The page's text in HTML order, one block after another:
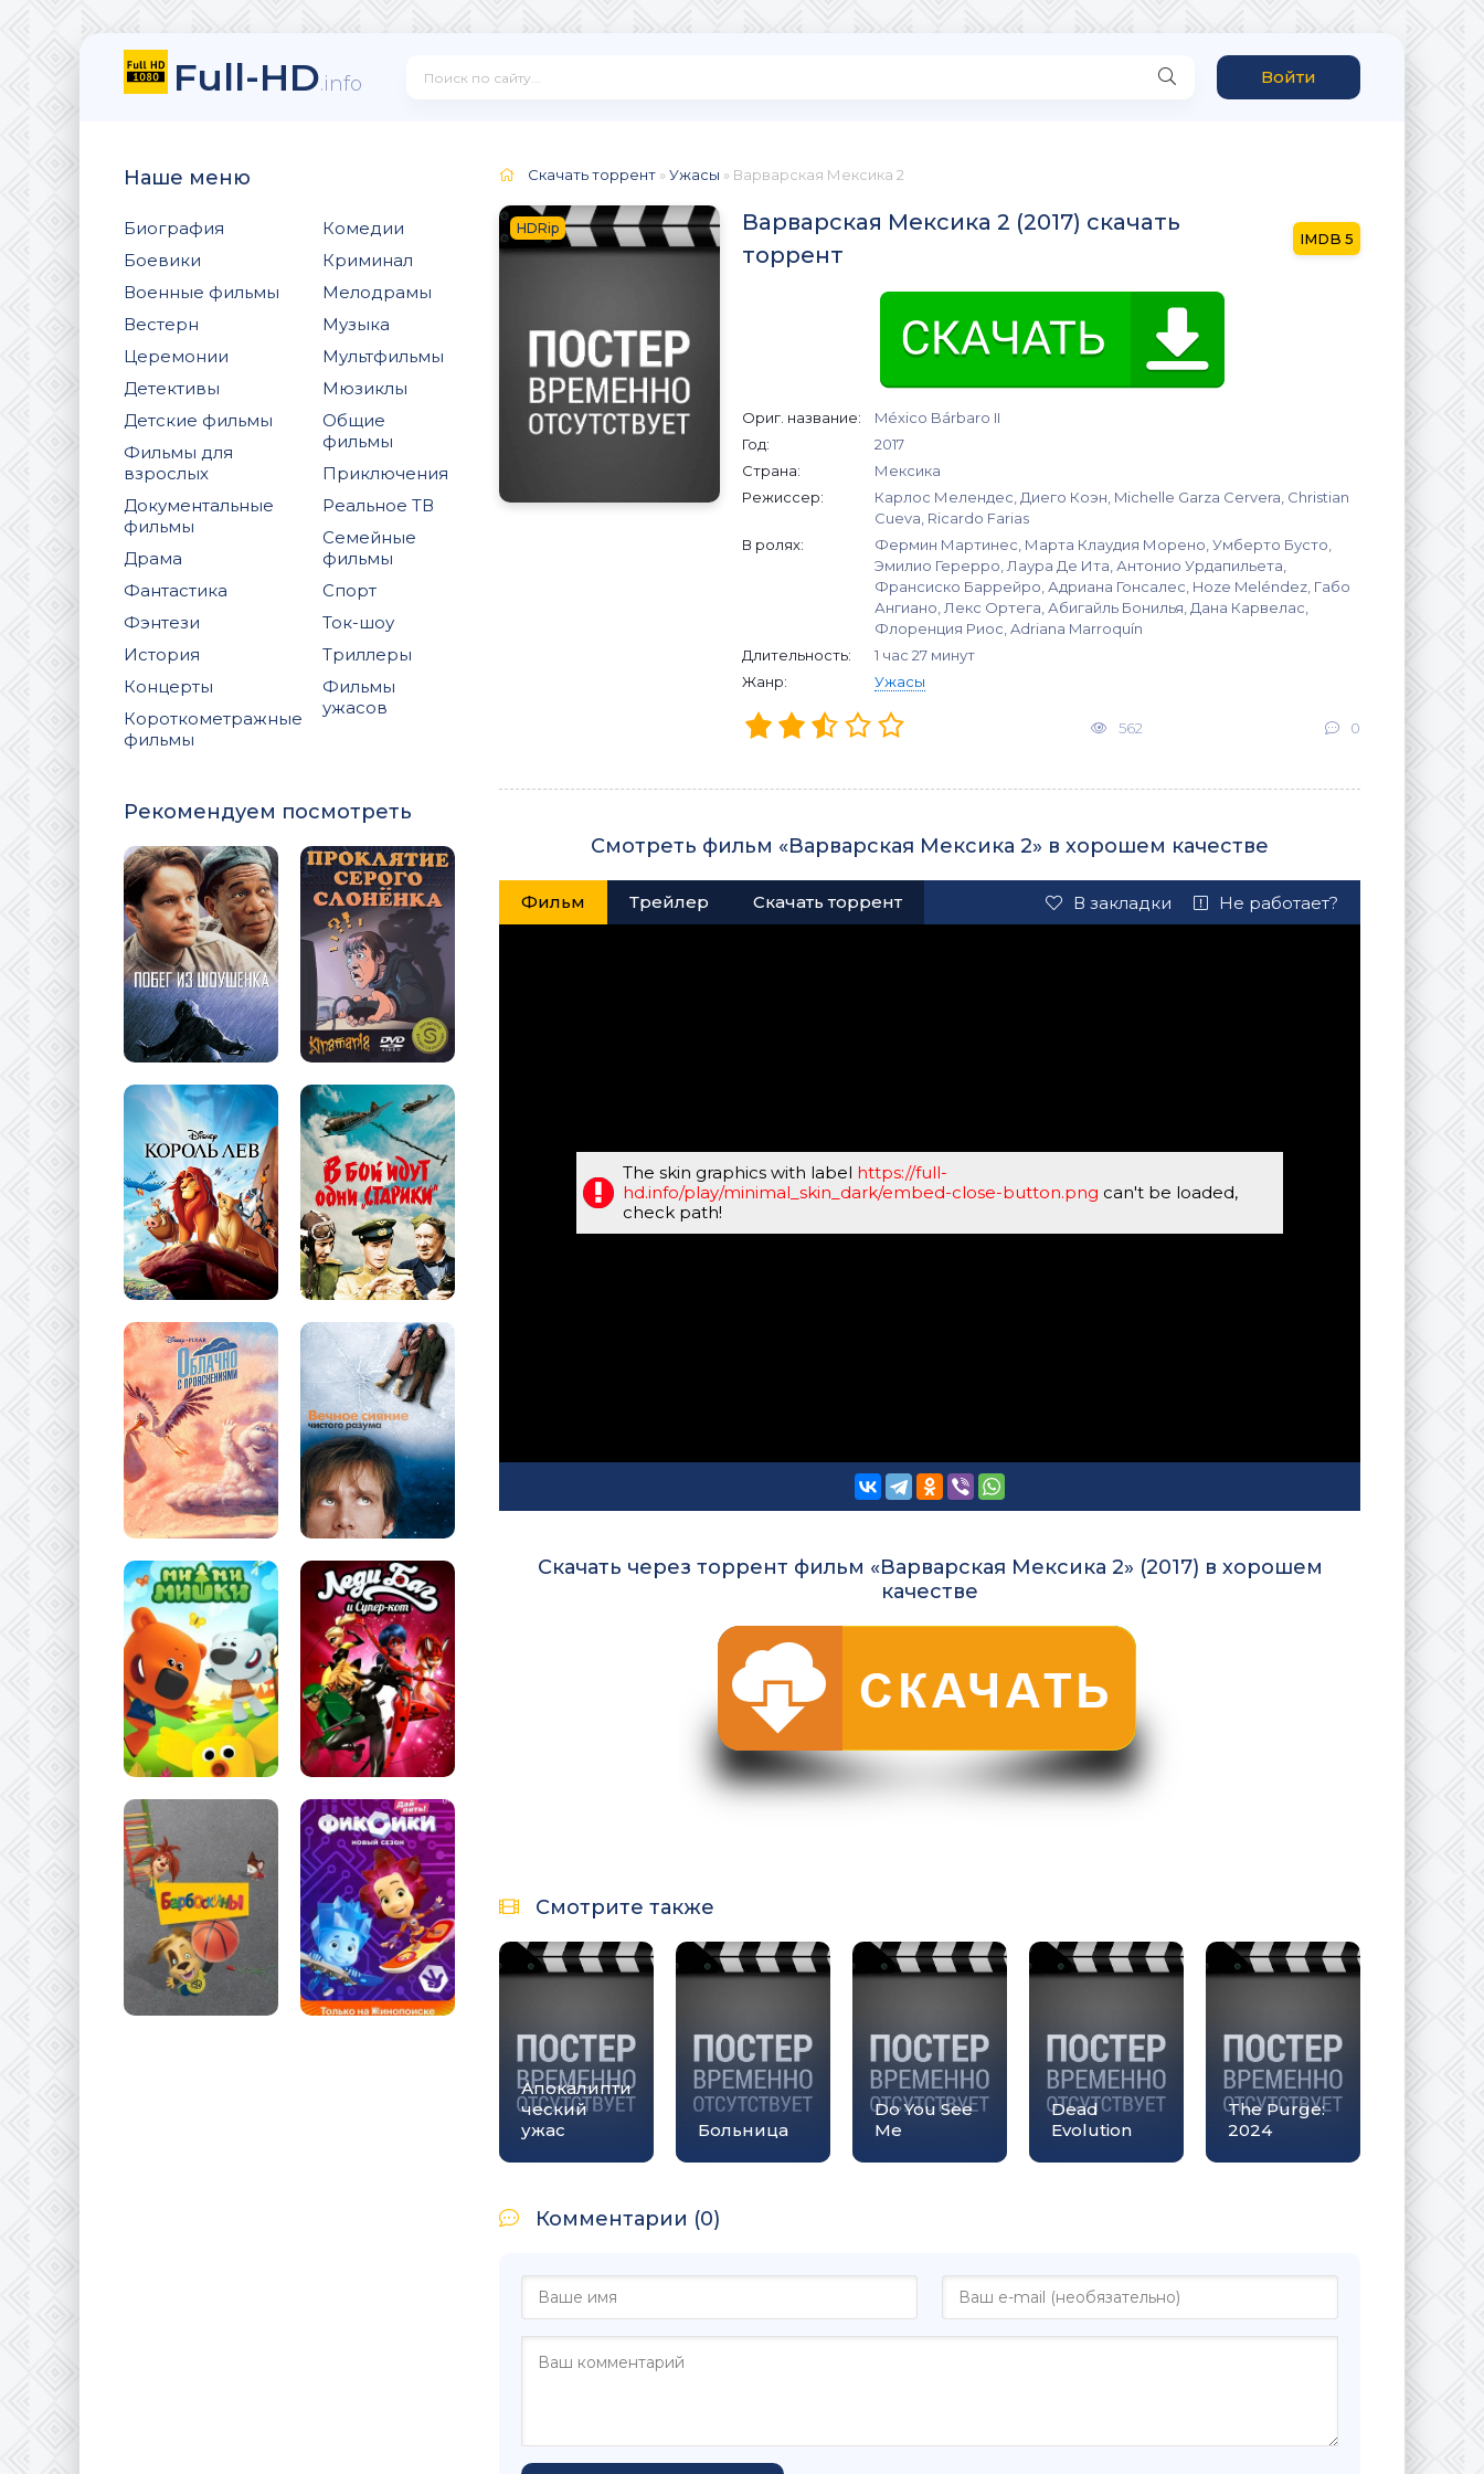
Full-HD.info Войти
Наше меню
Биография
Боевики
Военные фильмы
Вестерн
Церемонии
Детективы
Детские фильмы
Фильмы для
взрослых
Документальные
фильмы
Драма
Фантастика
Фэнтези
История
Концерты
Короткометражные
фильмы
Комедии
Криминал
Мелодрамы
Музыка
Мультфильмы
Мюзиклы
Общие
фильмы
Приключения
Реальное ТВ
Семейные
фильмы
Спорт
Ток-шоу
Триллеры
Фильмы
ужасов
Рекомендуем посмотреть
Скачать торрент »Ужасы » Варварская Мексика 2
HDRip
Варварская Мексика 2 (2017) скачать
торрент
5
Ориг. название:
México Bárbaro II
Год:
2017
Страна:
Мексика
Режиссер:
Карлос Мелендес, Диего Коэн, Michelle Garza Cervera, Christian
Cueva, Ricardo Farias
В ролях:
Фермин Мартинес, Марта Клаудия Морено, Умберто Бусто,
Эмилио Герерро, Лаура Де Ита, Антонио Урдапильета,
Франсиско Баррейро, Адриана Гонсалес, Hoze Meléndez, Габо
Ангиано, Лекс Ортега, Абигайль Бонилья, Дана Карвелас,
Флоренция Риос, Adriana Marroquín
Длительность:
1 час 27 минут
Жанр:
Ужасы
562 0
Смотреть фильм «Варварская Мексика 2» в хорошем качестве
Фильм Трейлер Скачать торрент В закладки Не работает?
The skin graphics with label https://full-
hd.info/play/minimal_skin_dark/embed-close-button.png can't be loaded,
check path!
Скачать через торрент фильм «Варварская Мексика 2» (2017) в хорошем
качестве
Смотрите также
Апокалипти
ческий
ужас
Больница
Do You See
Me
Dead
Evolution
The Purge:
2024
Комментарии (0)